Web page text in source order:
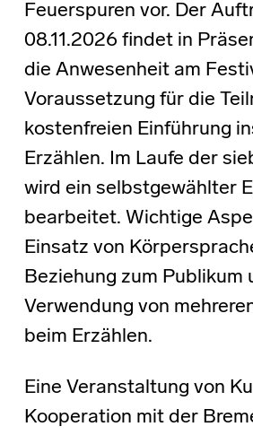
Feuerspuren vor. Der
08.11.2026 findet in
die Anwesenheit am
Voraussetzung für die
kostenfreien Einführung
Erzählen. Im Laufe der
wird ein selbstgewählter
bearbeitet. Wichtige
Einsatz von
Beziehung zum Publikum
Verwendung von
beim Erzählen.
Eine Veranstaltung von
Kooperation mit der